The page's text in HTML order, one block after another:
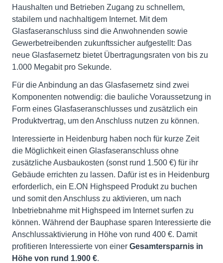
Haushalten und Betrieben Zugang zu schnellem,
stabilem und nachhaltigem Internet. Mit dem
Glasfaseranschluss sind die Anwohnenden sowie
Gewerbetreibenden zukunftssicher aufgestellt: Das
neue Glasfasernetz bietet Übertragungsraten von bis zu
1.000 Megabit pro Sekunde.
Für die Anbindung an das Glasfasernetz sind zwei
Komponenten notwendig: die bauliche Voraussetzung in
Form eines Glasfaseranschlusses und zusätzlich ein
Produktvertrag, um den Anschluss nutzen zu können.
Interessierte in Heidenburg haben noch für kurze Zeit
die Möglichkeit einen Glasfaseranschluss ohne
zusätzliche Ausbaukosten (sonst rund 1.500 €) für ihr
Gebäude errichten zu lassen. Dafür ist es in Heidenburg
erforderlich, ein E.ON Highspeed Produkt zu buchen
und somit den Anschluss zu aktivieren, um nach
Inbetriebnahme mit Highspeed im Internet surfen zu
können. Während der Bauphase sparen Interessierte die
Anschlussaktivierung in Höhe von rund 400 €. Damit
profitieren Interessierte von einer Gesamtersparnis in
Höhe von rund 1.900 €.